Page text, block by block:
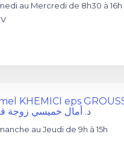
au Mercredi de 8h30 à
KHEMICI eps
د. أمال خميسي زوجة
au Jeudi de 9h à 15h